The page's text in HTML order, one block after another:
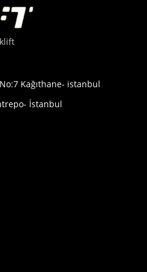
Kağıthane- istanbul
İstanbul